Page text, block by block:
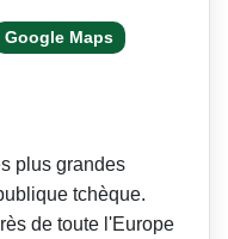
Google Maps
plus grandes
tchèque.
de toute l'Europe